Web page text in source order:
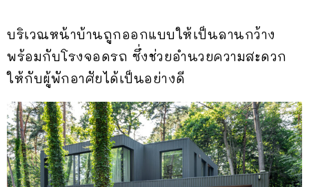
บริเวณหน้าบ้านถูกออกแบบให้เป็นลานกว้าง
พร้อมกับโรงจอดรถ ซึ่งช่วยอำนวยความสะดวก
ให้กับผู้พักอาศัยได้เป็นอย่างดี